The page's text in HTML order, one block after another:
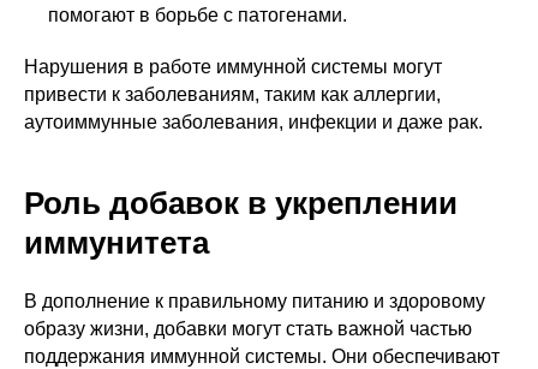
помогают в борьбе с патогенами.
Нарушения в работе иммунной системы могут
привести к заболеваниям, таким как аллергии,
аутоиммунные заболевания, инфекции и даже рак.
Роль добавок в укреплении
иммунитета
В дополнение к правильному питанию и здоровому
образу жизни, добавки могут стать важной частью
поддержания иммунной системы. Они обеспечивают